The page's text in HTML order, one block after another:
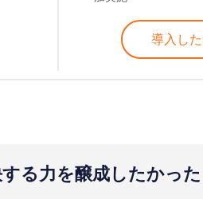
導入し
る力を醸成したかった